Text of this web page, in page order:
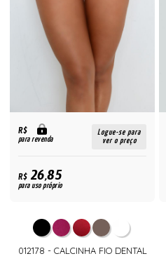
R$
para revenda
Logue-se para
ver o preço
R$26,85
para uso próprio
012178 - CALCINHA FIO DENTAL